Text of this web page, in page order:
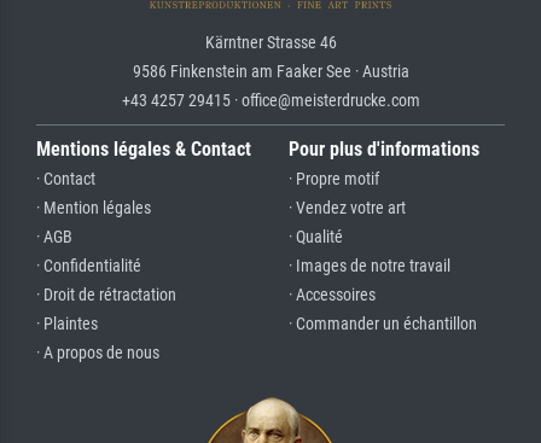
Kärntner Strasse 46
9586 Finkenstein am Faaker See · Austria
+43 4257 29415 · office@meisterdrucke.com
Mentions légales & Contact
· Contact
· Mention légales
· AGB
· Confidentialité
· Droit de rétractation
· Plaintes
· A propos de nous
Pour plus d'informations
· Propre motif
· Vendez votre art
· Qualité
· Images de notre travail
· Accessoires
· Commander un échantillon